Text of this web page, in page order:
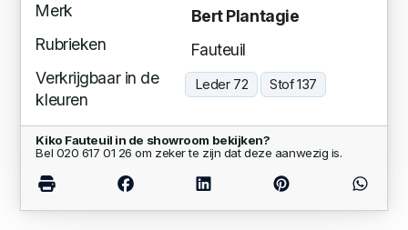
Merk
Bert Plantagie
Rubrieken
Fauteuil
Verkrijgbaar in de
kleuren
Leder 72 Stof 137
Kiko Fauteuil in de showroom bekijken?
Bel 020 617 01 26 om zeker te zijn dat deze aanwezig is.